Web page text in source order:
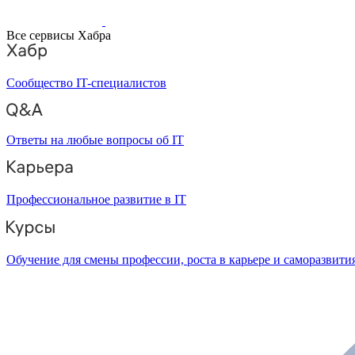
Все сервисы Хабра
Сообщество IT-специалистов
Ответы на любые вопросы об IT
Профессиональное развитие в IT
Обучение для смены профессии, роста в карьере и